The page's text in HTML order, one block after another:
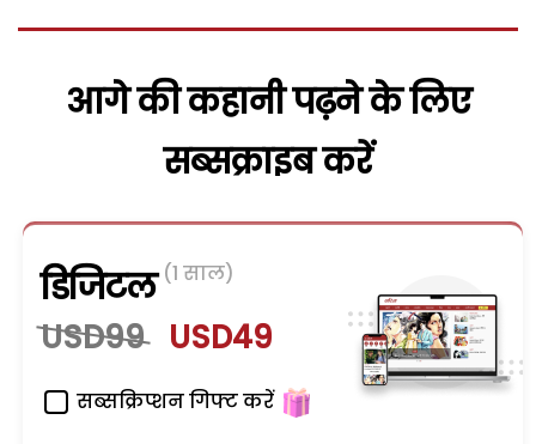
आगे की कहानी पढ़ने के लिए
सब्सक्राइब करें
डिजिटल (1 साल)
USD99 USD49
सब्सक्रिप्शन गिफ्ट करें